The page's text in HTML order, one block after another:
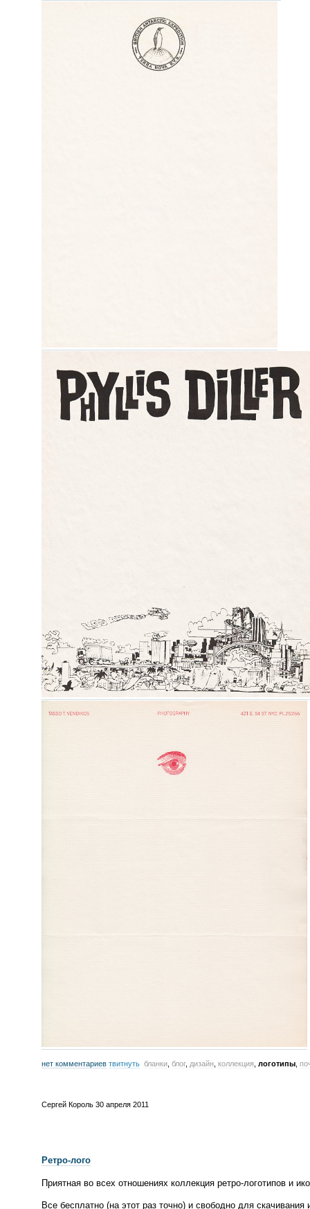
нет комментариев твитнуть бланки блог, дизайн коллекция логотипы
Сергей Король 30 апреля 2011
Ретро-лого
Приятная во всех отношениях коллекция ретро-логотипов и
Все бесплатно (на этот раз точно) и свободно для скачивания